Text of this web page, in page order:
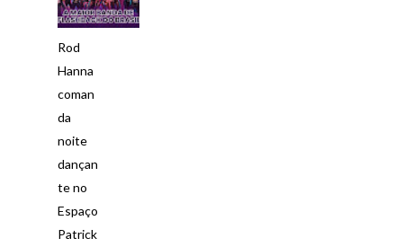
Rod
Hanna
coman
da
noite
dançan
te no
Espaço
Patrick